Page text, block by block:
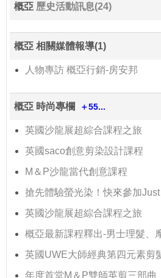
概亞 歷史活動訊息(24)
概亞 相關媒體報導(1)
人物專訪 概亞行銷-房安邦
概亞 時尚專欄 ＋55...
英國沙龍展超綜合課程之旅
英國saco創意剪染設計課程
M＆P沙龍當代創意課程
搶先體驗螢光染！快來參加
英國沙龍展超綜合課程之旅
概亞最新課程釋出-男士理髮、
英國UWE大師經典第四元素剪
年度首堂M＆P雙師英剪三部曲